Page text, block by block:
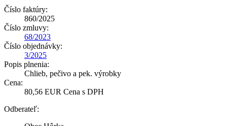
Číslo faktúry:
860/2025
Číslo zmluvy:
68/2023
Číslo objednávky:
3/2025
Popis plnenia:
Chlieb, pečivo a pek. výrobky
Cena:
80,56 EUR Cena s DPH
Odberateľ: